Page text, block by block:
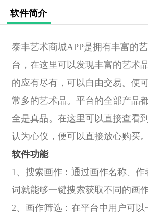
软件简介
泰丰艺术商城APP是拥有丰富的
台，在这里可以发现丰富的艺术
的应有尽有，可以自由交易。便
常多的艺术品。平台的全部产品
全是真品。在这里可以直接查看
认为心仪，便可以直接放心购买。
软件功能
1、搜索画作：通过画作名称、
词就能够一键搜索获取不同的画作
2、画作筛选：在平台中用户可以